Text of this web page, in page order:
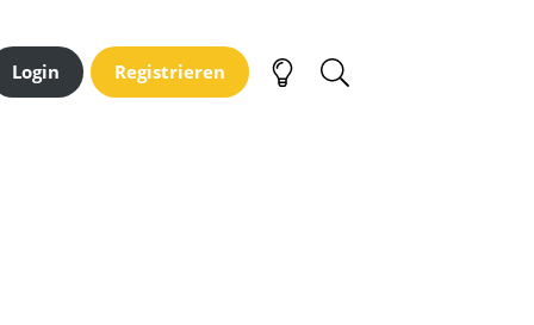
Login Registrieren